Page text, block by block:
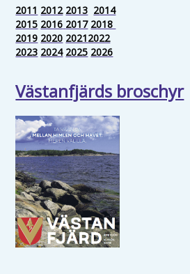
2011 2012 2013 2014
2015 2016 2017 2018
2019 2020 20212022
2023 2024 2025 2026
Västanfjärds broschyr